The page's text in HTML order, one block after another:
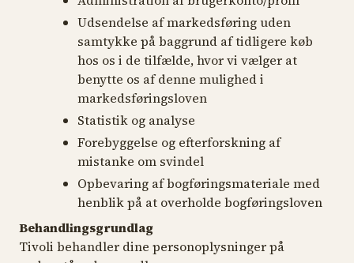
Udsendelse af markedsføring uden
samtykke på baggrund af tidligere køb
hos os i de tilfælde, hvor vi vælger at
benytte os af denne mulighed i
markedsføringsloven
Statistik og analyse
Forebyggelse og efterforskning af
mistanke om svindel
Opbevaring af bogføringsmateriale med
henblik på at overholde bogføringsloven
Behandlingsgrundlag
Tivoli behandler dine personoplysninger på